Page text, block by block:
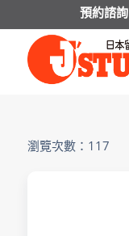
預約諮詢
瀏覽次數：117